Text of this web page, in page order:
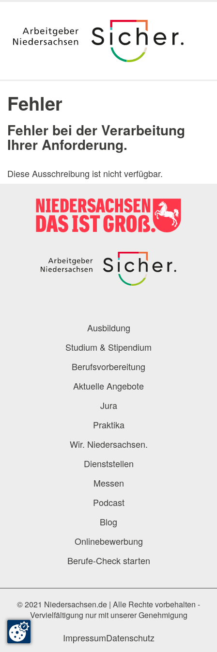
Duales Studium & Stipendium
Aktuelle Angebote
Jura
Praktika
Dienststellen
Messen
Podcast
Berufe-Check
Fehler
Fehler bei der Verarbeitung
Ihrer Anforderung.
Diese Ausschreibung ist nicht verfügbar.
Ausbildung
Studium & Stipendium
Berufsvorbereitung
Aktuelle Angebote
Jura
Praktika
Wir. Niedersachsen.
Dienststellen
Messen
Podcast
Blog
Onlinebewerbung
Berufe-Check starten
© 2021 Niedersachsen.de | Alle Rechte vorbehalten -
Vervielfältigung nur mit unserer Genehmigung
ImpressumDatenschutz